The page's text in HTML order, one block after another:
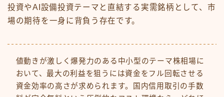
投資やAI設備投資テーマと直結する実需銘柄として、市
場の期待を一身に背負う存在です。
値動きが激しく爆発力のある中小型のテーマ株相場に
おいて、最大の利益を狙うには資金をフル回転させる
資金効率の高さが求められます。国内信用取引の手数